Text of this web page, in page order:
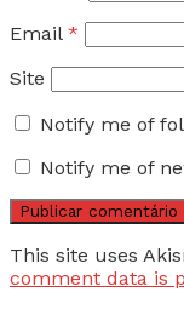
Email *
Site
Notify me of
Notify me of
This site uses
comment data is